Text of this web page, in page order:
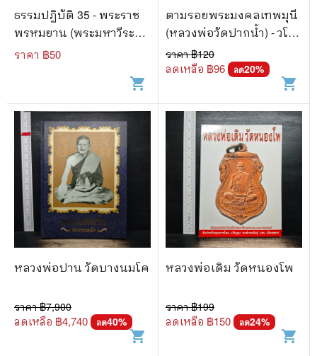
ธรรมปฏิบัติ 35 - พระราช
พรหมยาน (พระมหาวีระ
ถาวโร) วัดท่าซุง
ราคา ฿50
shopping_cart
ตามรอยพระมงคลเทพมุนี
(หลวงพ่อวัดปากน้ำ) - วโร
พร
ราคา ฿120
ลดเหลือ ฿96 ลด20%
shopping_cart
หลวงพ่อปาน วัดบางนมโค
ราคา ฿7,900
ลดเหลือ ฿4,740 ลด40%
shopping_cart
หลวงพ่อเดิม วัดหนองโพ
ราคา ฿199
ลดเหลือ ฿150 ลด24%
shopping_cart